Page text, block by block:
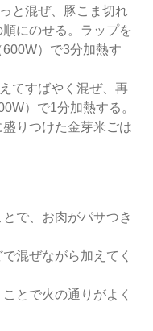
と混ぜ、豚こま切れ
にのせる。ラップを
）で3分加熱す
てすばやく混ぜ、再
）で1分加熱する。
りつけた金芽米ごは
で、お肉がパサつき
混ぜながら加えてく
とで火の通りがよく